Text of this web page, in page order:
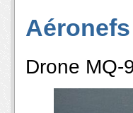
Drone MQ-